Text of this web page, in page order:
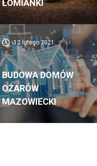
ŁOMIANKI
12 lutego 2021
BUDOWA DOMÓW
OŻARÓW
MAZOWIECKI